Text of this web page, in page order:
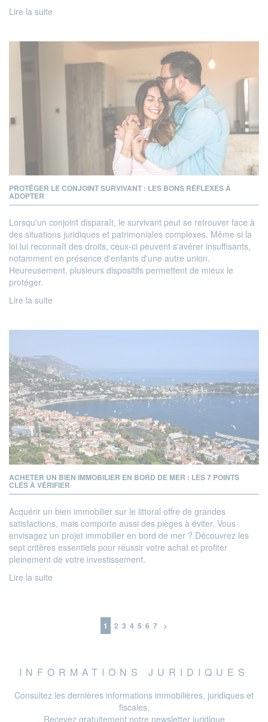
Lire la suite
PROTÉGER LE CONJOINT SURVIVANT : LES BONS RÉFLEXES À
ADOPTER
Lorsqu'un conjoint disparaît, le survivant peut se retrouver face à
des situations juridiques et patrimoniales complexes. Même si la
loi lui reconnaît des droits, ceux-ci peuvent s'avérer insuffisants,
notamment en présence d'enfants d'une autre union.
Heureusement, plusieurs dispositifs permettent de mieux le
protéger.
Lire la suite
ACHETER UN BIEN IMMOBILIER EN BORD DE MER : LES 7 POINTS
CLÉS À VÉRIFIER
Acquérir un bien immobilier sur le littoral offre de grandes
satisfactions, mais comporte aussi des pièges à éviter. Vous
envisagez un projet immobilier en bord de mer ? Découvrez les
sept critères essentiels pour réussir votre achat et profiter
pleinement de votre investissement.
Lire la suite
1 2 3 4 5 6 7 >
INFORMATIONS JURIDIQUES
Consultez les dernières informations immobilières, juridiques et
fiscales.
Recevez gratuitement notre newsletter juridique